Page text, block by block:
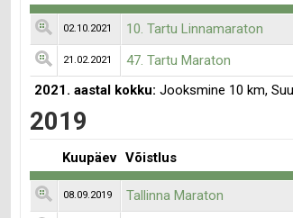
02.10.2021 10. Tartu Linnamaraton
21.02.2021 47. Tartu Maraton
2021. aastal kokku: Jooksmine 10 km,
2019
Kuupäev Võistlus
08.09.2019 Tallinna Maraton